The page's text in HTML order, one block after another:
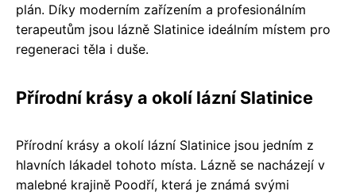
plán. Díky moderním zařízením a profesionálním
terapeutům jsou lázně Slatinice ideálním místem pro
regeneraci těla i duše.
Přírodní krásy a okolí lázní Slatinice
Přírodní krásy a okolí lázní Slatinice jsou jedním z
hlavních lákadel tohoto místa. Lázně se nacházejí v
malebné krajině Poodří, která je známá svými